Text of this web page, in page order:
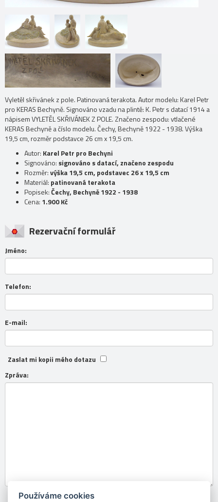
Vyletěl skřivánek z pole. Patinovaná terakota. Autor modelu: Karel Petr
pro KERAS Bechyně. Signováno vzadu na plintě: K. Petr s datací 1914 a
nápisem VYLETĚL SKŘIVÁNEK Z POLE. Značeno zespodu: vtlačené
KERAS Bechyně a číslo modelu. Čechy, Bechyně 1922 - 1938. Výška
19,5 cm, rozměr podstavce 26 cm x 19,5 cm.
Autor: Karel Petr pro Bechyni
Signováno: signováno s datací, značeno zespodu
Rozměr:výška 19,5 cm, podstavec 26 x 19,5 cm
Materiál: patinovaná terakota
Popisek:Čechy, Bechyně 1922 - 1938
Cena: 1.900 Kč
Rezervační formulář
Jméno:
Telefon:
E-mail:
Zaslat mi kopii mého dotazu
Zpráva:
Souhlasím sezpracováním osobních údajů
Používáme cookies